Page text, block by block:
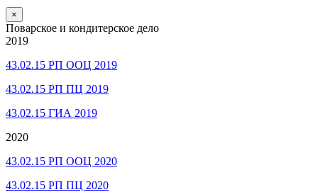
×
Поварское и кондитерское дело
2019
43.02.15 РП ООЦ 2019
43.02.15 РП ПЦ 2019
43.02.15 ГИА 2019
2020
43.02.15 РП ООЦ 2020
43.02.15 РП ПЦ 2020